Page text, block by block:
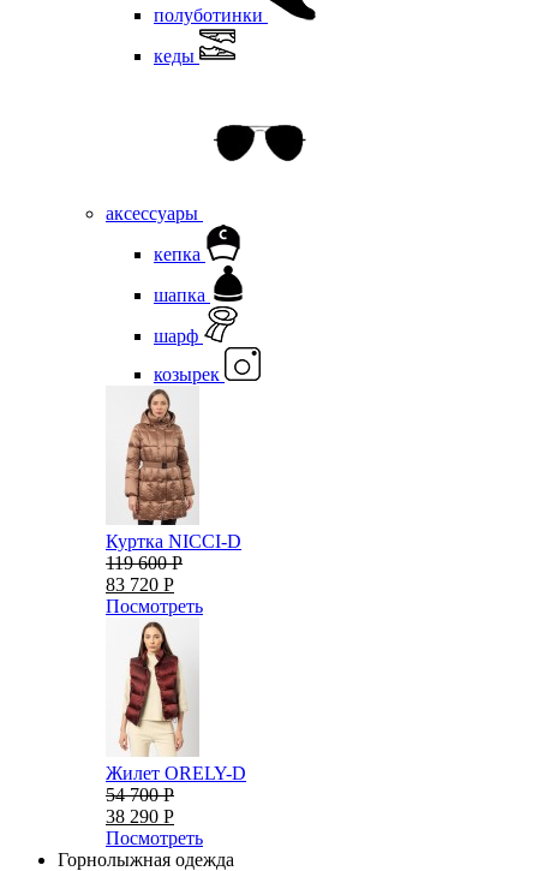
полуботинки
кеды
аксессуары
кепка
шапка
шарф
козырек
Куртка NICCI-D
119 600 Р
83 720 Р
Посмотреть
Жилет ORELY-D
54 700 Р
38 290 Р
Посмотреть
Горнолыжная одежда